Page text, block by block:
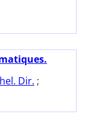
Dir. ;